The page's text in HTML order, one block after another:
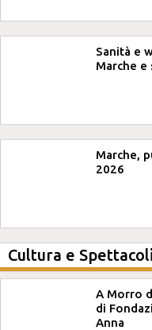
Sanità e
Marche
Marche,
2026
Cultura e Spettacoli
A Morro
di
Anna